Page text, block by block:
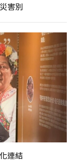
害別
連結